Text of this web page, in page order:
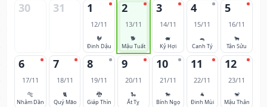
30 31 1
12/11
🐓
Đinh Dậu
2
13/11
🐕
Mậu Tuất
3
14/11
🐖
Kỷ Hợi
4
15/11
🐀
Canh Tý
5
16/11
🐂
Tân Sửu
6
17/11
🐅
Nhâm Dần
7
18/11
🐈
Quý Mão
8
19/11
🐉
Giáp Thìn
9
20/11
🐍
Ất Tỵ
10
21/11
🐎
Bính Ngọ
11
22/11
🐐
Đinh Mùi
12
23/11
🐒
Mậu Thân